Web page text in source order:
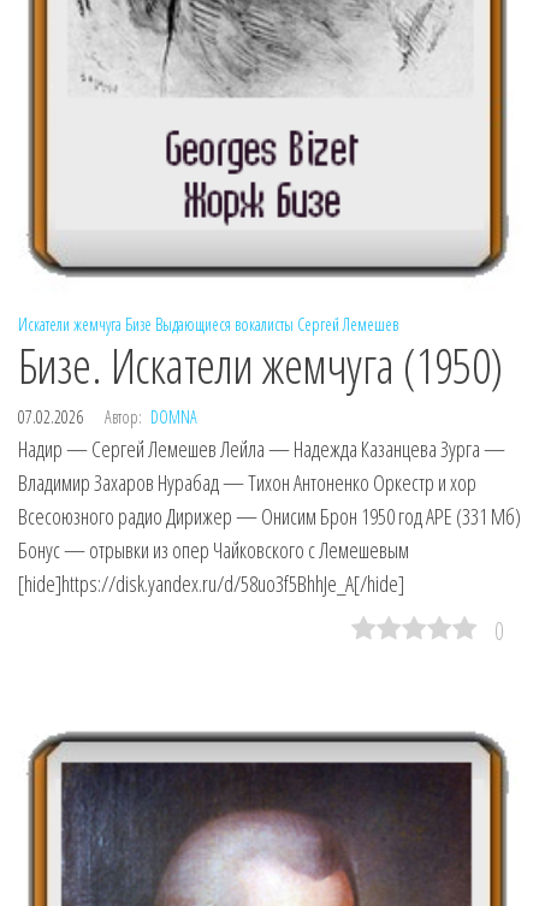
Искатели жемчуга Бизе Выдающиеся вокалисты Сергей Лемешев
Бизе. Искатели жемчуга (1950)
07.02.2026 Автор: DOMNA
Надир — Сергей Лемешев Лейла — Надежда Казанцева Зурга —
Владимир Захаров Нурабад — Тихон Антоненко Оркестр и хор
Всесоюзного радио Дирижер — Онисим Брон 1950 год APE (331 Мб)
Бонус — отрывки из опер Чайковского с Лемешевым
[hide]https://disk.yandex.ru/d/58uo3f5BhhJe_A[/hide]
0